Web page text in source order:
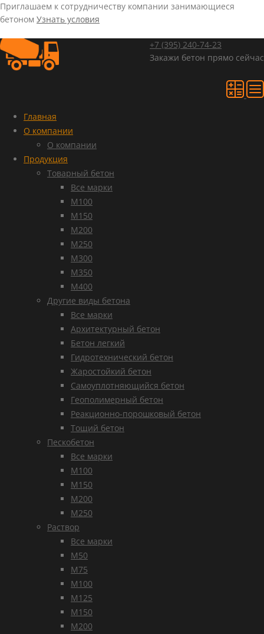
Приглашаем к сотрудничеству компании занимающиеся
бетоном Узнать условия
+7 (395) 240-74-23
Закажи бетон прямо сейчас
Главная
О компании
О компании
Продукция
Товарный бетон
Все марки
М100
М150
М200
М250
М300
М350
М400
Другие виды бетона
Все марки
Архитектурный бетон
Бетон легкий
Гидротехнический бетон
Жаростойкий бетон
Самоуплотняющийся бетон
Геополимерный бетон
Реакционно-порошковый бетон
Тощий бетон
Пескобетон
Все марки
М100
М150
М200
М250
Раствор
Все марки
М50
М75
М100
М125
М150
М200